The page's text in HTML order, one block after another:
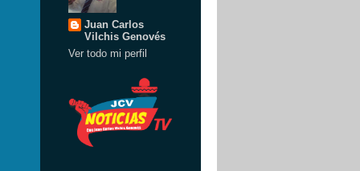
Juan Carlos
Vilchis Genovés
Ver todo mi perfil